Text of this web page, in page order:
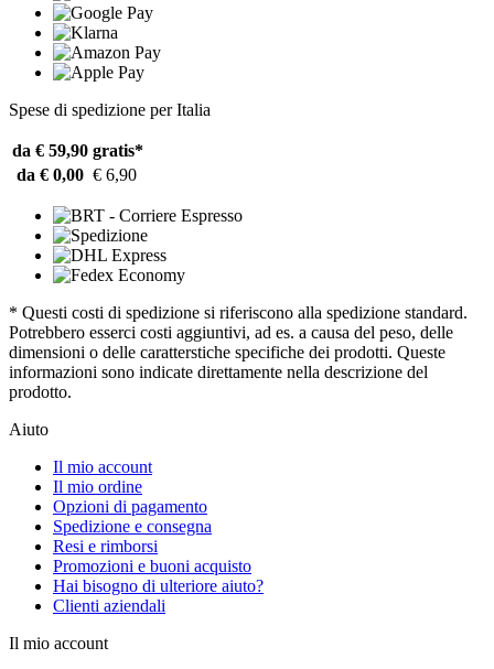
Spese di spedizione per Italia
da € 59,90 gratis*
da € 0,00 € 6,90
* Questi costi di spedizione si riferiscono alla spedizione standard.
Potrebbero esserci costi aggiuntivi, ad es. a causa del peso, delle
dimensioni o delle caratterstiche specifiche dei prodotti. Queste
informazioni sono indicate direttamente nella descrizione del
prodotto.
Aiuto
Il mio account
Il mio ordine
Opzioni di pagamento
Spedizione e consegna
Resi e rimborsi
Promozioni e buoni acquisto
Hai bisogno di ulteriore aiuto?
Clienti aziendali
Il mio account